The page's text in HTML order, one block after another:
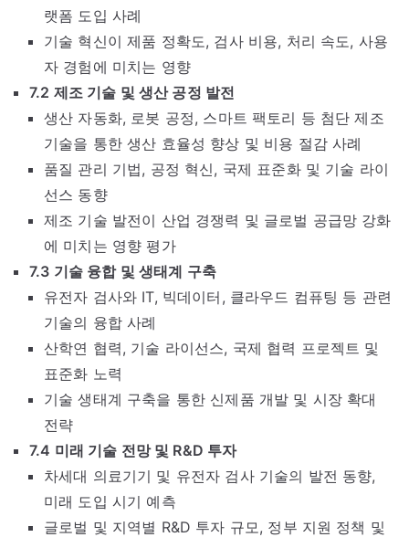
랫폼 도입 사례
기술 혁신이 제품 정확도, 검사 비용, 처리 속도, 사용
자 경험에 미치는 영향
7.2 제조 기술 및 생산 공정 발전
생산 자동화, 로봇 공정, 스마트 팩토리 등 첨단 제조
기술을 통한 생산 효율성 향상 및 비용 절감 사례
품질 관리 기법, 공정 혁신, 국제 표준화 및 기술 라이
선스 동향
제조 기술 발전이 산업 경쟁력 및 글로벌 공급망 강화
에 미치는 영향 평가
7.3 기술 융합 및 생태계 구축
유전자 검사와 IT, 빅데이터, 클라우드 컴퓨팅 등 관련
기술의 융합 사례
산학연 협력, 기술 라이선스, 국제 협력 프로젝트 및
표준화 노력
기술 생태계 구축을 통한 신제품 개발 및 시장 확대
전략
7.4 미래 기술 전망 및 R&D 투자
차세대 의료기기 및 유전자 검사 기술의 발전 동향,
미래 도입 시기 예측
글로벌 및 지역별 R&D 투자 규모, 정부 지원 정책 및